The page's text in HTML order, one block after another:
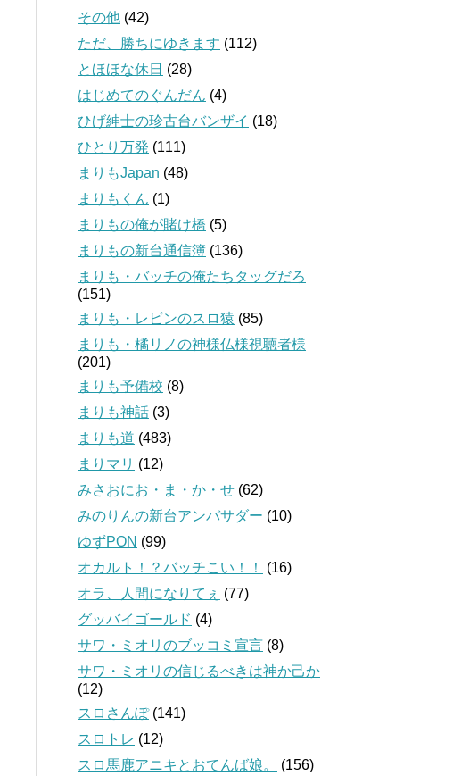
その他 (42)
ただ、勝ちにゆきます (112)
とほほな休日 (28)
はじめてのぐんだん (4)
ひげ紳士の珍古台バンザイ (18)
ひとり万発 (111)
まりもJapan (48)
まりもくん (1)
まりもの俺が賭け橋 (5)
まりもの新台通信簿 (136)
まりも・バッチの俺たちタッグだろ
(151)
まりも・レビンのスロ猿 (85)
まりも・橘リノの神様仏様視聴者様
(201)
まりも予備校 (8)
まりも神話 (3)
まりも道 (483)
まりマリ (12)
みさおにお・ま・か・せ (62)
みのりんの新台アンバサダー (10)
ゆずPON (99)
オカルト！？バッチこい！！
(16)
オラ、人間になりてぇ (77)
グッバイゴールド (4)
サワ・ミオリのブッコミ宣言 (8)
サワ・ミオリの信じるべきは神か己か
(12)
スロさんぽ(141)
スロトレ (12)
スロ馬鹿アニキとおてんば娘。
(156)